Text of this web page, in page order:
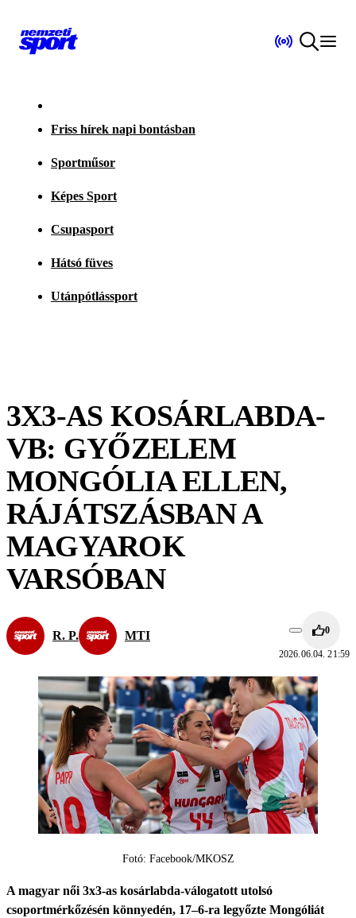
Friss hírek napi bontásban
Sportműsor
Képes Sport
Csupasport
Hátsó füves
Utánpótlássport
3X3-AS KOSÁRLABDA-
VB: GYŐZELEM
MONGÓLIA ELLEN,
RÁJÁTSZÁSBAN A
MAGYAROK
VARSÓBAN
R. P. MTI 0
2026.06.04. 21:59
Fotó: Facebook/MKOSZ
A magyar női 3x3-as kosárlabda-válogatott utolsó
csoportmérkőzésén könnyedén, 17–6-ra legyőzte Mongóliát